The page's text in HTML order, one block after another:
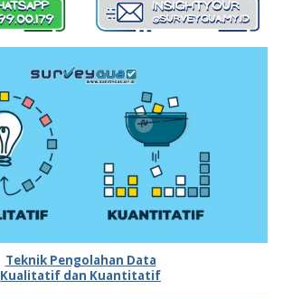
Teknik Pengolahan Data
Kualitatif dan Kuantitatif